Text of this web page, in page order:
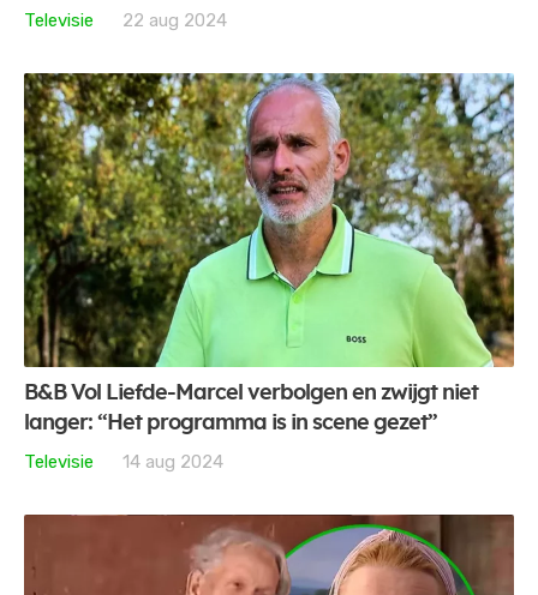
Televisie
22 aug 2024
B&B Vol Liefde-Marcel verbolgen en zwijgt niet
langer: “Het programma is in scene gezet”
Televisie
14 aug 2024